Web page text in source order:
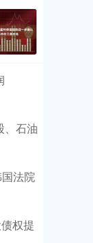
、石油
法院
权提